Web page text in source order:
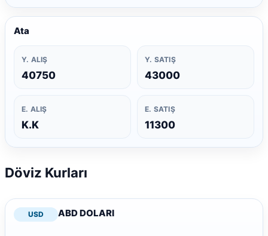
Ata
Y. ALIŞ
40750
Y. SATIŞ
43000
E. ALIŞ
K.K
E. SATIŞ
11300
Döviz Kurları
USD ABD DOLARI